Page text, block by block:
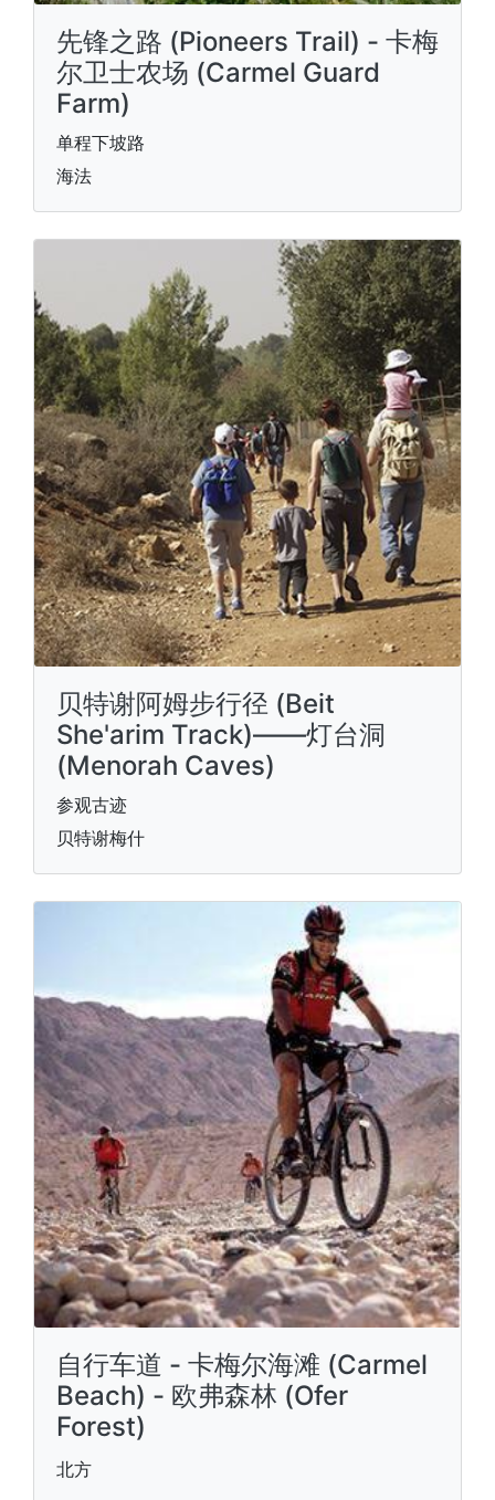
先锋之路 (Pioneers Trail) - 卡梅
尔卫士农场 (Carmel Guard
Farm)
单程下坡路
海法
贝特谢阿姆步行径 (Beit
She'arim Track)——灯台洞
(Menorah Caves)
参观古迹
贝特谢梅什
自行车道 - 卡梅尔海滩 (Carmel
Beach) - 欧弗森林 (Ofer
Forest)
北方